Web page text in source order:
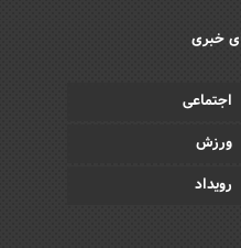
خبری
اجتماعی
ورزش
رویداد